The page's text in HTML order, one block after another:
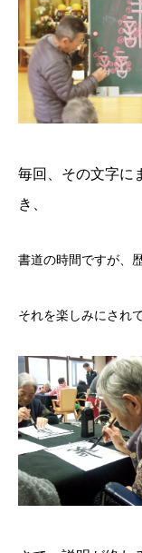
毎回、その文字に
き、
書道の時間ですが、
それを楽しみにされ